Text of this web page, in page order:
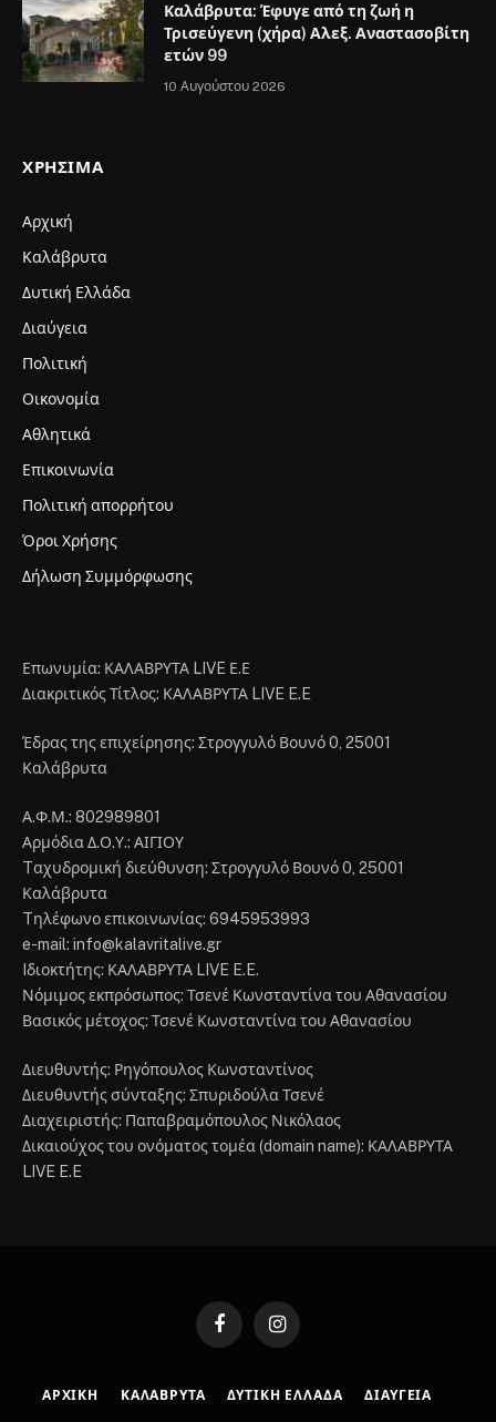
Καλάβρυτα: Έφυγε από τη ζωή η
Τρισεύγενη (χήρα) Αλεξ. Αναστασοβίτη
ετών 99
10 Αυγούστου 2026
ΧΡΉΣΙΜΑ
Αρχική
Καλάβρυτα
Δυτική Ελλάδα
Διαύγεια
Πολιτική
Οικονομία
Αθλητικά
Επικοινωνία
Πολιτική απορρήτου
Όροι Χρήσης
Δήλωση Συμμόρφωσης
Επωνυμία: ΚΑΛΑΒΡΥΤΑ LIVE Ε.Ε
Διακριτικός Τίτλος: ΚΑΛΑΒΡΥΤΑ LIVE E.E
Έδρας της επιχείρησης: Στρογγυλό Βουνό 0, 25001
Καλάβρυτα
Α.Φ.Μ.: 802989801
Αρμόδια Δ.Ο.Υ.: ΑΙΓΙΟΥ
Tαχυδρομική διεύθυνση: Στρογγυλό Βουνό 0, 25001
Καλάβρυτα
Tηλέφωνο επικοινωνίας: 6945953993
e-mail: info@kalavritalive.gr
Iδιοκτήτης: ΚΑΛΑΒΡΥΤΑ LIVE E.E.
Νόμιμος εκπρόσωπος: Τσενέ Κωνσταντίνα του Αθανασίου
Βασικός μέτοχος: Τσενέ Κωνσταντίνα του Αθανασίου
Διευθυντής: Ρηγόπουλος Κωνσταντίνος
Διευθυντής σύνταξης: Σπυριδούλα Τσενέ
Διαχειριστής: Παπαβραμόπουλος Νικόλαος
Δικαιούχος του ονόματος τομέα (domain name): ΚΑΛΑΒΡΥΤΑ
LIVE E.E
FacebookInstagram
ΑΡΧΙΚΉ ΚΑΛΆΒΡΥΤΑ ΔΥΤΙΚΉ ΕΛΛΆΔΑ ΔΙΑΎΓΕΙΑ